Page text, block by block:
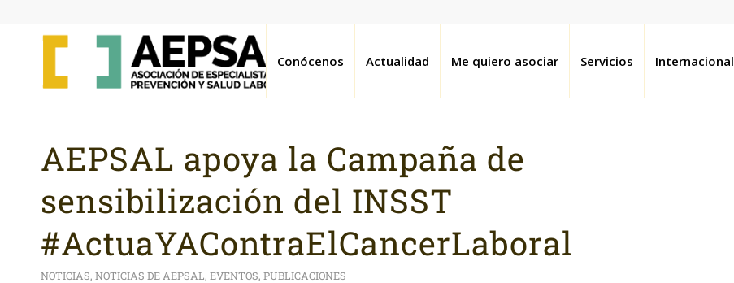
Conócenos Actualidad Me quiero asociar Servicios Internacional
AEPSAL apoya la Campaña de
sensibilización del INSST
#ActuaYAContraElCancerLaboral
NOTICIAS, NOTICIAS DE AEPSAL, EVENTOS, PUBLICACIONES